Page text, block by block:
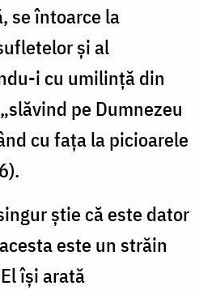
se întoarce la
şi al
i cu umilinţă din
pe Dumnezeu
cu faţa la picioarele
ştie că este dator
este un străin
îşi arată